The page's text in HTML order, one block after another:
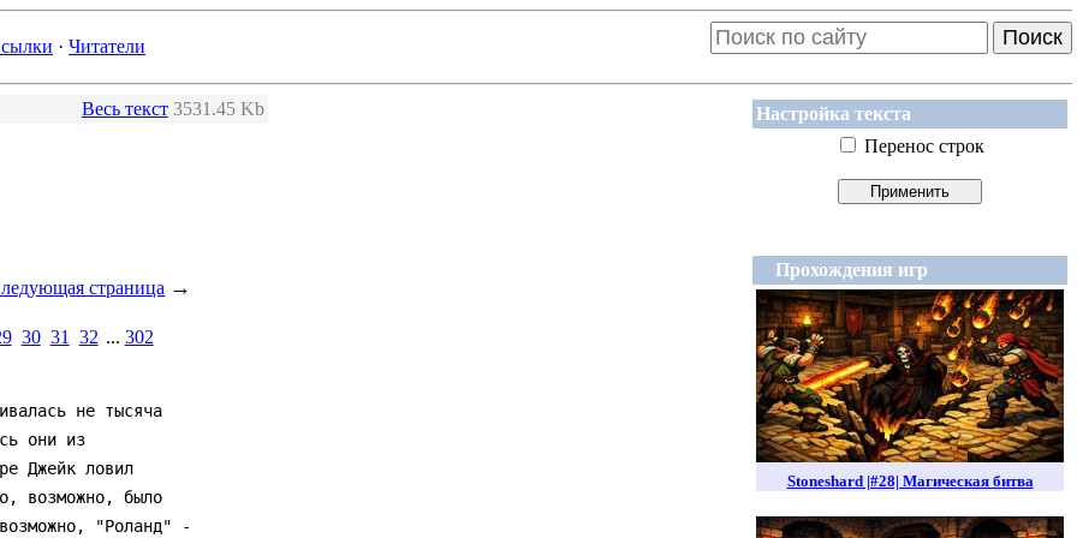
· Читатели Поиск
Настройка текста
Перенос строк
Прохождения игр
Stoneshard |#28| Магическая битва
Весь текст 3531.45 Kb
страница →
30 31 32 ... 302